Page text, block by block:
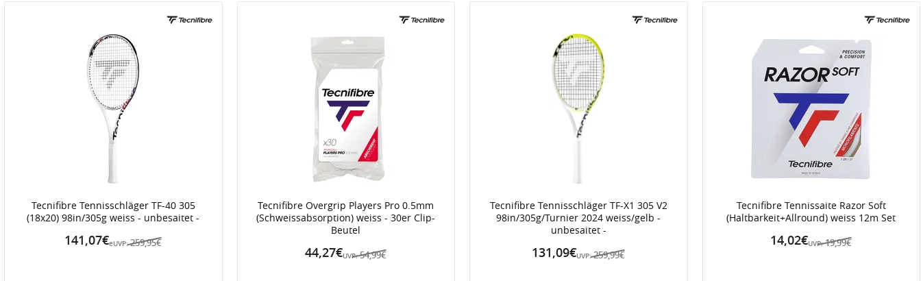
Tecnifibre Tennisschläger TF-40 305
(18x20) 98in/305g weiss - unbesaitet -
eUVP: 259,95€
141,07€
Tecnifibre Overgrip Players Pro 0.5mm
(Schweissabsorption) weiss - 30er Clip-
Beutel
UVP: 54,99€
44,27€
Tecnifibre Tennisschläger TF-X1 305 V2
98in/305g/Turnier 2024 weiss/gelb -
unbesaitet -
UVP: 259,99€
131,09€
Tecnifibre Tennissaite Razor Soft
(Haltbarkeit+Allround) weiss 12m Set
UVP: 19,99€
14,02€